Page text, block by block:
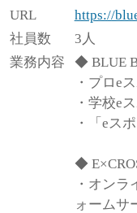
URL
https://
社員数
3人
業務内容
◆ BLUE
・プロe
・学校e
・「eス
◆
・オン
ォームサ